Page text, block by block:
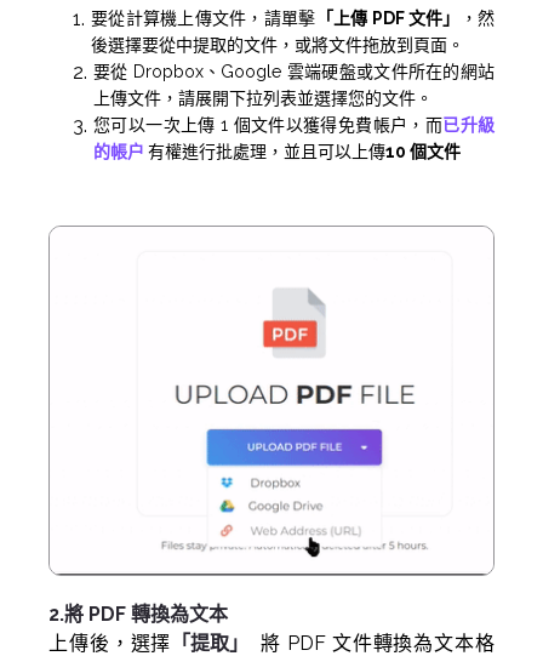
要從計算機上傳文件，請單擊 「上傳 PDF 文件」
，然
後選擇要從中提取的文件，或將文件拖放到頁面。
要從 Dropbox、Google 雲端硬盤或文件所在的網站
上傳文件，請展開下拉列表並選擇您的文件。
您可以一次上傳 1 個文件以獲得免費帳户，而已升級
的帳户 有權進行批處理，並且可以上傳10 個文件
2.將 PDF 轉換為文本
上傳後，選擇 「提取」
將 PDF 文件轉換為文本格